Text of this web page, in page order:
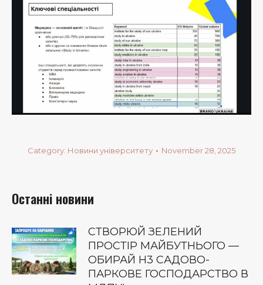
Category: Новини університету November 28, 2025
Останні новини
СТВОРЮЙ ЗЕЛЕНИЙ
ПРОСТІР МАЙБУТНЬОГО —
ОБИРАЙ Н3 САДОВО-
ПАРКОВЕ ГОСПОДАРСТВО В